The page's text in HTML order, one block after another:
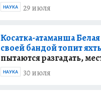
29 июля
НАУКА
Косатка-атаманша
своей бандой топит
пытаются разгадать,
30 июля
НАУКА